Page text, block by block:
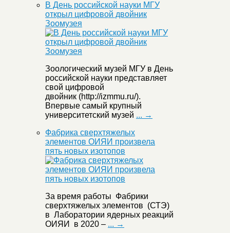
В День российской науки МГУ
открыл цифровой двойник
Зоомузея
Зоологический музей МГУ в День
российской науки представляет
свой цифровой
двойник (http://izmmu.ru/).
Впервые самый крупный
университетский музей ... →
Фабрика сверхтяжелых
элементов ОИЯИ произвела
пять новых изотопов
За время работы Фабрики
сверхтяжелых элементов (СТЭ)
в Лаборатории ядерных реакций
ОИЯИ в 2020 – ... →